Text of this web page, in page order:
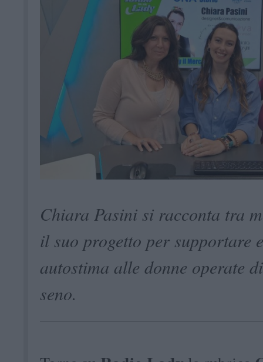
Chiara Pasini si racconta tra
il suo progetto per supportare
autostima alle donne operate
seno.